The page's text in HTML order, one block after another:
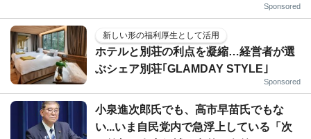
Sponsored
新しい形の福利厚生として活用
ホテルと別荘の利点を凝縮…経営者が選
ぶシェア別荘｢GLAMDAY STYLE｣
Sponsored
小泉進次郎氏でも、高市早苗氏でもな
い...いま自民党内で急浮上している「次